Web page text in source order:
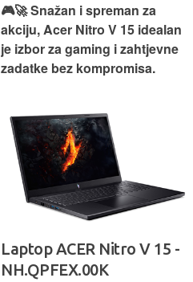
🎮🚀 Snažan i spreman za
akciju, Acer Nitro V 15 idealan
je izbor za gaming i zahtjevne
zadatke bez kompromisa.
Laptop ACER Nitro V 15 -
NH.QPFEX.00K